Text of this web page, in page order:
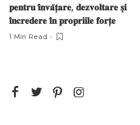
𝐩𝐞𝐧𝐭𝐫𝐮 𝐢̂𝐧𝐯𝐚̆𝐭̦𝐚𝐫𝐞, 𝐝𝐞𝐳𝐯𝐨𝐥𝐭𝐚𝐫𝐞 𝐬̦𝐢
𝐢̂𝐧𝐜𝐫𝐞𝐝𝐞𝐫𝐞 𝐢̂𝐧 𝐩𝐫𝐨𝐩𝐫𝐢𝐢𝐥𝐞 𝐟𝐨𝐫𝐭̦𝐞
1 Min Read